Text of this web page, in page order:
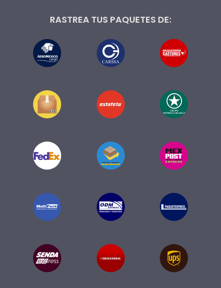
RASTREA TUS PAQUETES DE: